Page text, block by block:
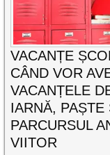
VACANȚE
CÂND VOR
VACANȚELE
IARNĂ, PAȘTE
PARCURSUL
VIITOR